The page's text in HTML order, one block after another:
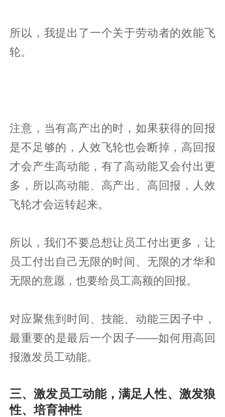
所以，我提出了一个关于劳动者的效能飞
轮。
注意，当有高产出的时，如果获得的回报
是不足够的，人效飞轮也会断掉，高回报
才会产生高动能，有了高动能又会付出更
多，所以高动能、高产出、高回报，人效
飞轮才会运转起来。
所以，我们不要总想让员工付出更多，让
员工付出自己无限的时间、无限的才华和
无限的意愿，也要给员工高额的回报。
对应聚焦到时间、技能、动能三因子中，
最重要的是最后一个因子——如何用高回
报激发员工动能。
三、激发员工动能，满足人性、激发狼
性、培育神性